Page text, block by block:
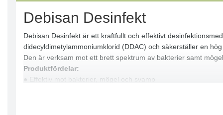
Debisan Desinfekt
Debisan Desinfekt är ett kraftfullt och effektivt
didecyldimetylammoniumklorid (DDAC) och säkerställer en
Den är verksam mot ett brett spektrum av bakterier samt
Produktfördelar:
● Effektiv mot bakterier, mögel och svamp